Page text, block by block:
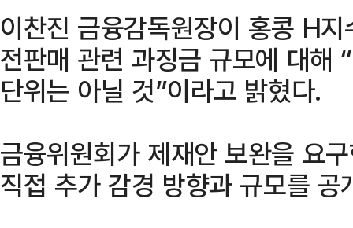
이찬진 금융감독원장이 홍콩 H
전판매 관련 과징금 규모에 대해
단위는 아닐 것”이라고 밝혔다.
금융위원회가 제재안 보완을 요
직접 추가 감경 방향과 규모를